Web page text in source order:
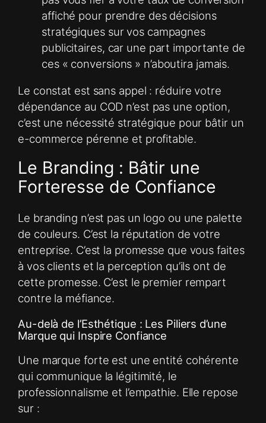
affiché pour prendre des décisions
stratégiques sur vos campagnes
publicitaires, car une part importante de
ces « conversions » n’aboutira jamais.
Le constat est sans appel : réduire votre
dépendance au COD n’est pas une option,
c’est une nécessité stratégique pour bâtir un
e-commerce pérenne et profitable.
Le Branding : Bâtir une
Forteresse de Confiance
Le branding n’est pas un logo ou une palette
de couleurs. C’est la réputation de votre
entreprise. C’est la promesse que vous faites
à vos clients et la perception qu’ils ont de
cette promesse. C’est le premier rempart
contre la méfiance.
Au-delà de l’Esthétique : Les Piliers d’une
Marque qui Inspire Confiance
Une marque forte est une entité cohérente
qui communique la légitimité, le
professionnalisme et l’empathie. Elle repose
sur :